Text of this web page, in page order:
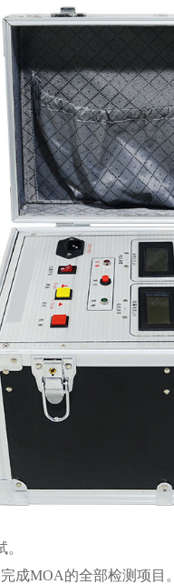
MOA的全部检测项目。